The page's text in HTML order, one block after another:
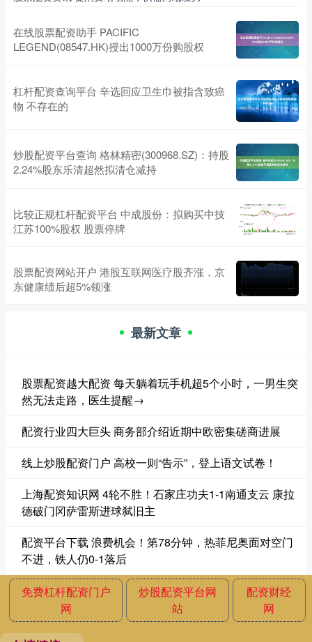
在线股票配资助手 PACIFIC
LEGEND(08547.HK)授出1000万份购股权
杠杆配资查询平台 辛选回应卫生巾被指含致癌
物 不存在的
炒股配资平台查询 格林精密(300968.SZ)：持股
2.24%股东乐清超然拟清仓减持
比较正规杠杆配资平台 中成股份：拟购买中技
江苏100%股权 股票停牌
股票配资网站开户 港股互联网医疗股齐涨，京
东健康绩后超5%领涨
最新文章
股票配资越大配资 每天躺着玩手机超5个小时，一男生突
然无法走路，医生提醒→
配资行业四大巨头 商务部介绍近期中欧密集磋商进展
线上炒股配资门户 高校一则“告示”，登上语文试卷！
上海配资知识网 4轮不胜！石家庄功夫1-1南通支云 康拉
德破门冈萨雷斯进球弑旧主
配资平台下载 浪费机会！第78分钟，热菲尼奥面对空门
不进，铁人仍0-1落后
免费杠杆配资门户
网
炒股配资平台网
站
配资财经
网